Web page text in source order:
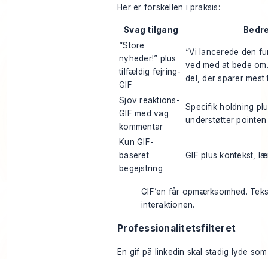
Her er forskellen i praksis:
Svag tilgang
“Store
nyheder!” plus
tilfældig fejring-
GIF
“Vi lancerede den
ved med at bede
del, der sparer mest
Sjov reaktions-
GIF med vag
kommentar
Specifik holdning
understøtter pointen
Kun GIF-
baseret
begejstring
GIF plus kontekst,
GIF’en får opmærksomhed.
interaktionen.
Professionalitetsfilteret
En gif på linkedin skal stadig lyde